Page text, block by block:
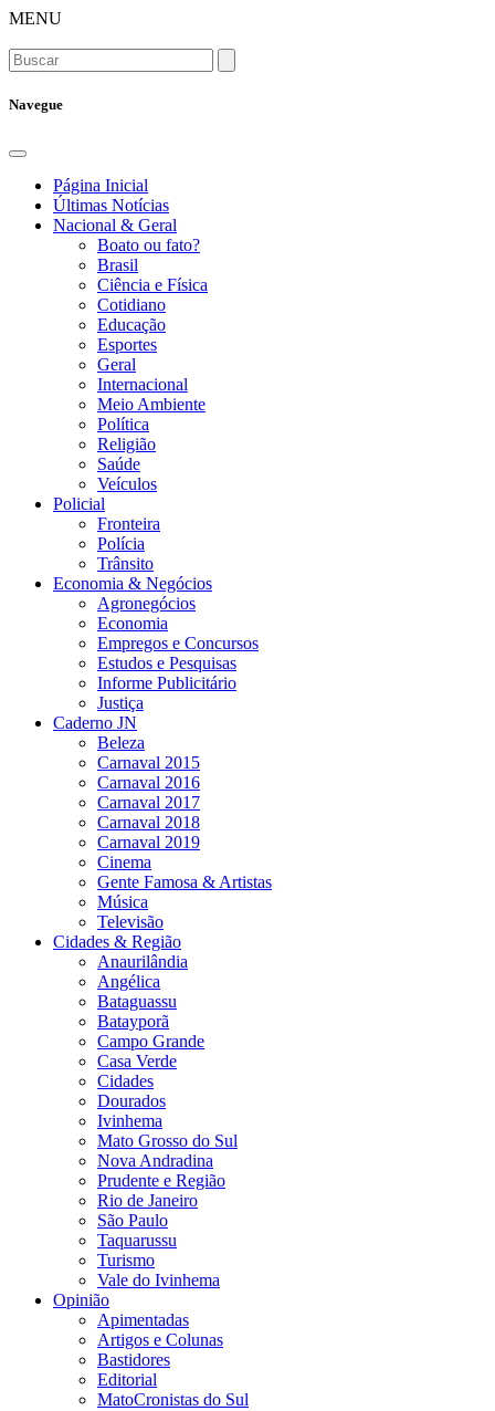
MENU
Navegue
Página Inicial
Últimas Notícias
Nacional & Geral
Boato ou fato?
Brasil
Ciência e Física
Cotidiano
Educação
Esportes
Geral
Internacional
Meio Ambiente
Política
Religião
Saúde
Veículos
Policial
Fronteira
Polícia
Trânsito
Economia & Negócios
Agronegócios
Economia
Empregos e Concursos
Estudos e Pesquisas
Informe Publicitário
Justiça
Caderno JN
Beleza
Carnaval 2015
Carnaval 2016
Carnaval 2017
Carnaval 2018
Carnaval 2019
Cinema
Gente Famosa & Artistas
Música
Televisão
Cidades & Região
Anaurilândia
Angélica
Bataguassu
Batayporã
Campo Grande
Casa Verde
Cidades
Dourados
Ivinhema
Mato Grosso do Sul
Nova Andradina
Prudente e Região
Rio de Janeiro
São Paulo
Taquarussu
Turismo
Vale do Ivinhema
Opinião
Apimentadas
Artigos e Colunas
Bastidores
Editorial
MatoCronistas do Sul